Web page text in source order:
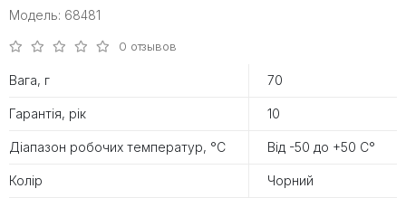
Модель: 68481
0 отзывов
Вага, г 70
Гарантія, рік 10
Діапазон робочих температур, °С Від -50 до +50 С°
Колір Чорний